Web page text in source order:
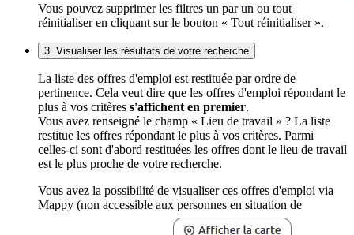
Vous pouvez supprimer les filtres un par un ou tout
réinitialiser en cliquant sur le bouton « Tout réinitialiser ».
3. Visualiser les résultats de votre recherche
La liste des offres d'emploi est restituée par ordre de
pertinence. Cela veut dire que les offres d'emploi répondant le
plus à vos critères s'affichent en premier.
Vous avez renseigné le champ « Lieu de travail » ? La liste
restitue les offres répondant le plus à vos critères. Parmi
celles-ci sont d'abord restituées les offres dont le lieu de travail
est le plus proche de votre recherche.
Vous avez la possibilité de visualiser ces offres d'emploi via
Mappy (non accessible aux personnes en situation de